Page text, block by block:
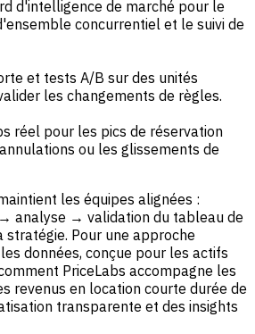
d'intelligence de marché pour le
concurrentiel et le suivi de
et tests A/B sur des unités
les changements de règles.
réel pour les pics de réservation
ou les glissements de
les équipes alignées :
analyse → validation du tableau de
Pour une approche
données, conçue pour les actifs
PriceLabs accompagne les
revenus en location courte durée de
transparente et des insights